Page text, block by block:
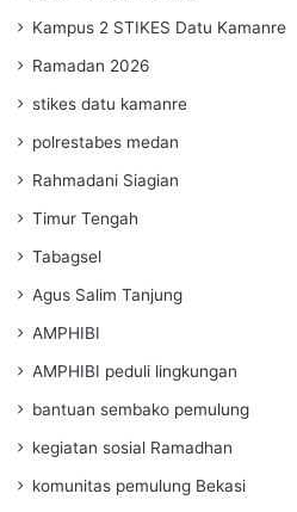
Kampus 2 STIKES Datu Kamanre
Ramadan 2026
stikes datu kamanre
polrestabes medan
Rahmadani Siagian
Timur Tengah
Tabagsel
Agus Salim Tanjung
AMPHIBI
AMPHIBI peduli lingkungan
bantuan sembako pemulung
kegiatan sosial Ramadhan
komunitas pemulung Bekasi